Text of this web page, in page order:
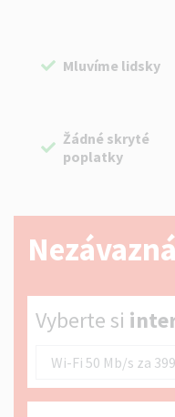
Mluvíme lidsky
Žádné skryté
poplatky
Vyberte si internet
Vyberte si